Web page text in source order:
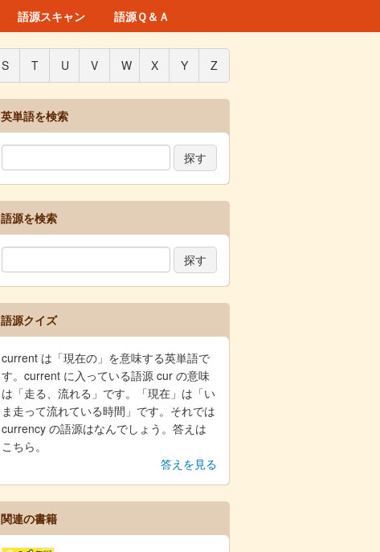
語源スキャン 語源Ｑ＆Ａ
S T U V W X Y Z
英単語を検索
語源を検索
語源クイズ
current は「現在の」を意味する英単語で
す。current に入っている語源 cur の意味
は「走る、流れる」です。「現在」は「い
ま走って流れている時間」です。それでは
currency の語源はなんでしょう。答えは
こちら。
答えを見る
関連の書籍